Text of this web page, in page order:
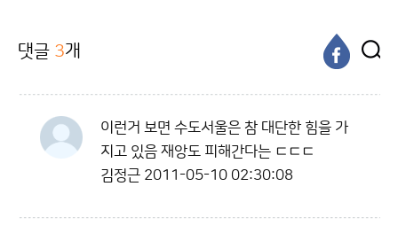
댓글 3개
이런거 보면 수도서울은 참 대단한 힘을 가
지고 있음 재앙도 피해간다는 ㄷㄷㄷ
김정근 2011-05-10 02:30:08